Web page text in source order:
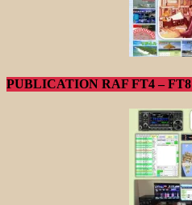
PUBLICATION RAF FT4 – FT8